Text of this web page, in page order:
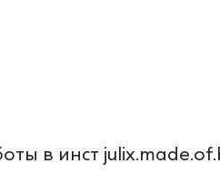
в инст